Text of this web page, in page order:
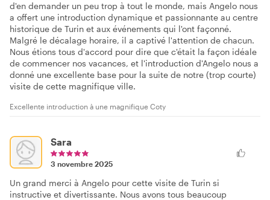
d'en demander un peu trop à tout le monde, mais Angelo nous
a offert une introduction dynamique et passionnante au centre
historique de Turin et aux événements qui l'ont façonné.
Malgré le décalage horaire, il a captivé l'attention de chacun.
Nous étions tous d'accord pour dire que c'était la façon idéale
de commencer nos vacances, et l'introduction d'Angelo nous a
donné une excellente base pour la suite de notre (trop courte)
visite de cette magnifique ville.
Excellente introduction à une magnifique Coty
Sara
3 novembre 2025
Un grand merci à Angelo pour cette visite de Turin si
instructive et divertissante. Nous avons tous beaucoup